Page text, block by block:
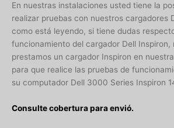
En nuestras instalaciones usted tiene la
realizar pruebas con nuestros cargadores
como está leyendo, si tiene dudas
funcionamiento del cargador Dell Inspiron,
prestamos un cargador Inspiron en
para que realice las pruebas de
su computador Dell 3000 Series Inspiron
Consulte cobertura para envió.